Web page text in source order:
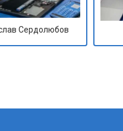
Сердолюбов